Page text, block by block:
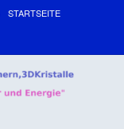
STARTSEITE